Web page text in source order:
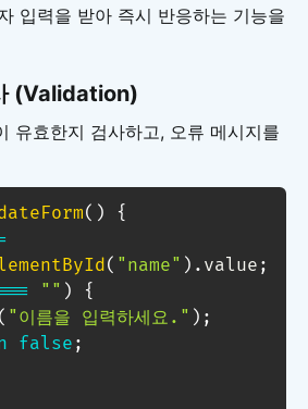
입력을 받아 즉시 반응하는 기능을
(Validation)
유효한지 검사하고, 오류 메시지를
( )
{
( "name" ) . value ;
=== "" )
{
( "이름을 입력하세요." ) ;
false ;